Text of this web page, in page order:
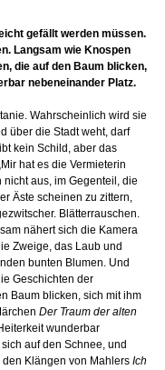
gefällt werden müssen.
Langsam wie Knospen
die auf den Baum blicken,
nebeneinander Platz.
Wahrscheinlich wird sie
über die Stadt weht, darf
kein Schild, aber das
hat es die Vermieterin
aus, im Gegenteil, die
Äste scheinen zu zittern,
Blätterrauschen.
nähert sich die Kamera
Zweige, das Laub und
bunten Blumen. Und
Geschichten der
Baum blicken, sich mit ihm
Der Traum der alten
wunderbar
auf den Schnee, und
Klängen von Mahlers Ich